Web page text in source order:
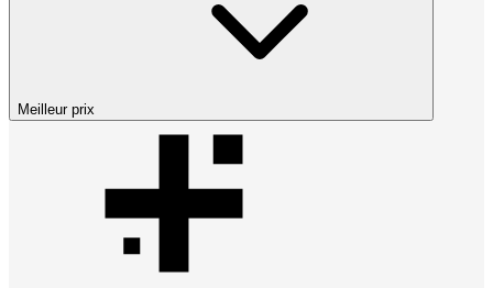
Meilleur prix